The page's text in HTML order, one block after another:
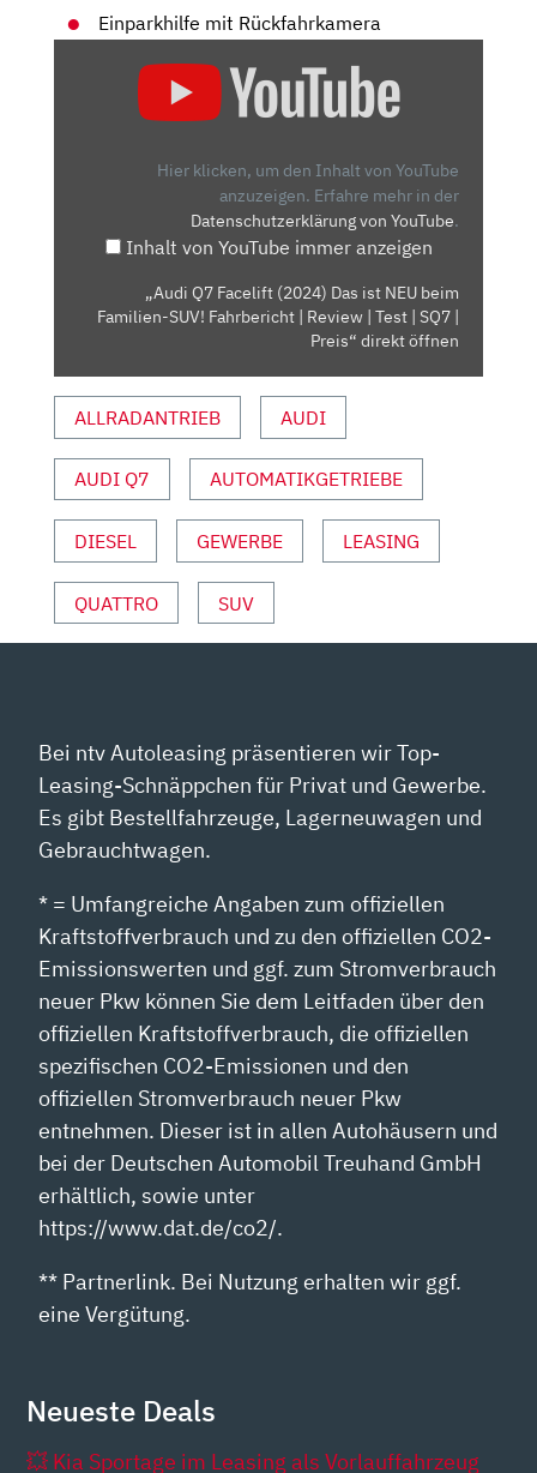
Einparkhilfe mit Rückfahrkamera
REVIEW
TEST
PREIS“
VON
YOUTUBE
Hier klicken, um den Inhalt von YouTube
anzuzeigen. Erfahre mehr in der
Datenschutzerklärung von YouTube.
Inhalt von YouTube immer anzeigen
„Audi Q7 Facelift (2024) Das ist NEU beim
Familien-SUV! Fahrbericht | Review | Test | SQ7 |
Preis“ direkt öffnen
ALLRADANTRIEB AUDI
AUDI Q7 AUTOMATIKGETRIEBE
DIESEL GEWERBE LEASING
QUATTRO SUV
Bei ntv Autoleasing präsentieren wir Top-
Leasing-Schnäppchen für Privat und Gewerbe.
Es gibt Bestellfahrzeuge, Lagerneuwagen und
Gebrauchtwagen.
* = Umfangreiche Angaben zum offiziellen
Kraftstoffverbrauch und zu den offiziellen CO2-
Emissionswerten und ggf. zum Stromverbrauch
neuer Pkw können Sie dem Leitfaden über den
offiziellen Kraftstoffverbrauch, die offiziellen
spezifischen CO2-Emissionen und den
offiziellen Stromverbrauch neuer Pkw
entnehmen. Dieser ist in allen Autohäusern und
bei der Deutschen Automobil Treuhand GmbH
erhältlich, sowie unter
https://www.dat.de/co2/.
** Partnerlink. Bei Nutzung erhalten wir ggf.
eine Vergütung.
Neueste Deals
💥 Kia Sportage im Leasing als Vorlauffahrzeug